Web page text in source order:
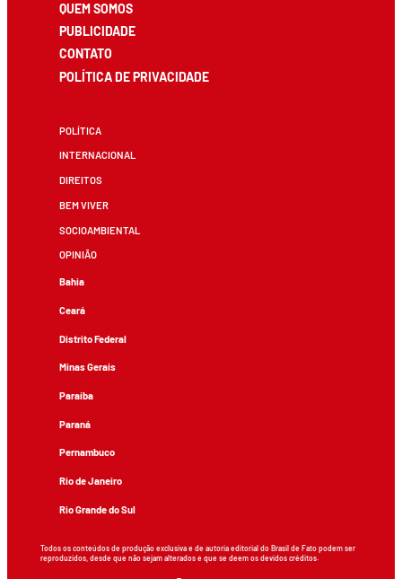
QUEM SOMOS
PUBLICIDADE
CONTATO
POLÍTICA DE PRIVACIDADE
POLÍTICA
INTERNACIONAL
DIREITOS
BEM VIVER
SOCIOAMBIENTAL
OPINIÃO
Bahia
Ceará
Distrito Federal
Minas Gerais
Paraíba
Paraná
Pernambuco
Rio de Janeiro
Rio Grande do Sul
Todos os conteúdos de produção exclusiva e de autoria editorial do Brasil de Fato podem ser
reproduzidos, desde que não sejam alterados e que se deem os devidos créditos.